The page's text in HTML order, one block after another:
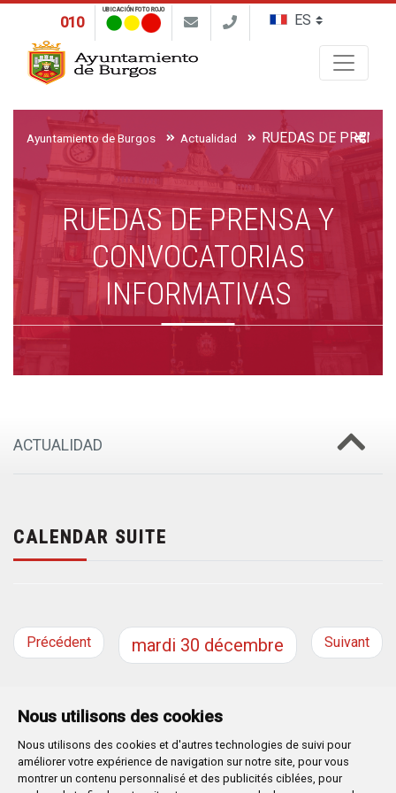
Nous utilisons des cookies
Nous utilisons des cookies et d'autres technologies de suivi pour
améliorer votre expérience de navigation sur notre site, pour vous
montrer un contenu personnalisé et des publicités ciblées, pour
010
UBICACIÓN FOTO ROJO
Ayuntamiento de Burgos Actualidad
RUEDAS DE PRENSA Y
CONVOCATORIAS
INFORMATIVAS
ACTUALIDAD
CALENDAR SUITE
Précédent mardi 30 décembre Suivant
Plaza Mayor 1- 09071BURGOS
947 288 800 CIF: P-0906100-C